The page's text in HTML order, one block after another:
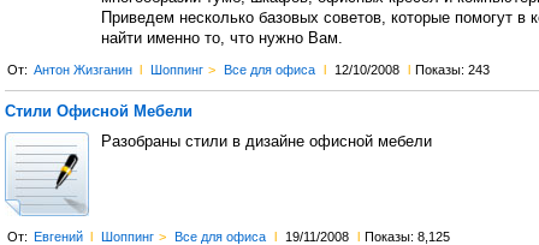
Приведем несколько базовых советов, которые помогут в
найти именно то, что нужно Вам.
От: Антон Жизганин l Шоппинг > Все для офиса l 12/10/2008 l Показы: 243
Стили Офисной Мебели
Разобраны стили в дизайне офисной мебели
От: Евгений l Шоппинг > Все для офиса l 19/11/2008 l Показы: 8,125